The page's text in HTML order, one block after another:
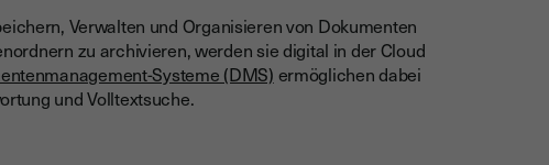
Verwalten und Organisieren von Dokumenten
zu archivieren, werden sie digital in der Cloud
Systeme (DMS) ermöglichen dabei
und Volltextsuche.